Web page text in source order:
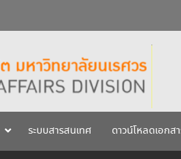
ปี 29 กรกฎาคม 2569
ยาลัยนเรศวร ประจำปีการศึกษา 256
ระบบสารสนเทศ ดาวน์โหลดเอกส